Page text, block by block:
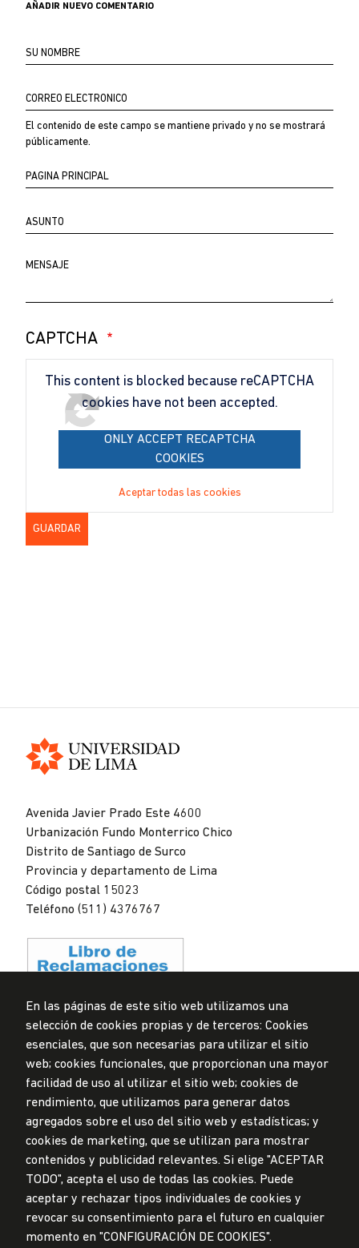
AÑADIR NUEVO COMENTARIO
Su
Correo
El contenido de este campo se mantiene privado y no se mostrará
públicamente.
Página
Asunto
Comentario
CAPTCHA
This content is blocked because reCAPTCHA
cookies have not been accepted.
ONLY ACCEPT RECAPTCHA
COOKIES
Aceptar todas las cookies
Avenida Javier Prado Este 4600
Urbanización Fundo Monterrico Chico
Distrito de Santiago de Surco
Provincia y departamento de Lima
Código postal 15023
Teléfono (511) 4376767
Privacidad de datos personales
Mesa de partes
Todos los derechos reservados
Diseñado por
LA UNIVERSIDAD DE LIMA ES MIEMBRO DE
En las páginas de este sitio web utilizamos una
selección de cookies propias y de terceros: Cookies
esenciales, que son necesarias para utilizar el sitio
web; cookies funcionales, que proporcionan una mayor
facilidad de uso al utilizar el sitio web; cookies de
rendimiento, que utilizamos para generar datos
agregados sobre el uso del sitio web y estadísticas; y
cookies de marketing, que se utilizan para mostrar
contenidos y publicidad relevantes. Si elige "ACEPTAR
TODO", acepta el uso de todas las cookies. Puede
aceptar y rechazar tipos individuales de cookies y
revocar su consentimiento para el futuro en cualquier
momento en "CONFIGURACIÓN DE COOKIES".